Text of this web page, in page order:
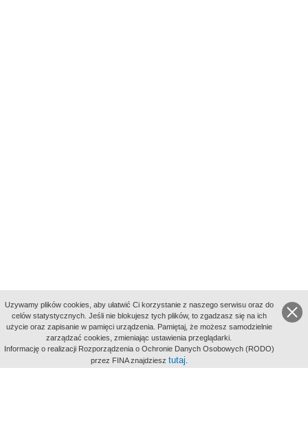
aktywności
Uzywamy plików cookies, aby ułatwić Ci korzystanie z naszego serwisu oraz do
celów statystycznych. Jeśli nie blokujesz tych plików, to zgadzasz się na ich
użycie oraz zapisanie w pamięci urządzenia. Pamiętaj, że możesz samodzielnie
zarządzać cookies, zmieniając ustawienia przeglądarki.
Informację o realizacji Rozporządzenia o Ochronie Danych Osobowych (RODO)
przez FINA znajdziesz tutaj